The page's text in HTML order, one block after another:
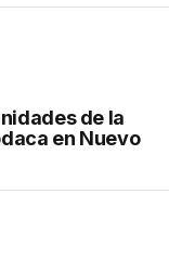
de la
en Nuevo